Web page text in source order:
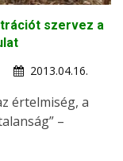
szervez a
2013.04.16.
értelmiség, a
–